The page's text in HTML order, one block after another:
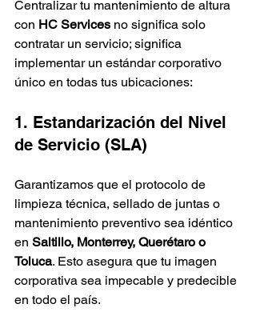
Centralizar tu mantenimiento de altura
con HC Services no significa solo
contratar un servicio; significa
implementar un estándar corporativo
único en todas tus ubicaciones:
1. Estandarización del Nivel
de Servicio (SLA)
Garantizamos que el protocolo de
limpieza técnica, sellado de juntas o
mantenimiento preventivo sea idéntico
en Saltillo, Monterrey, Querétaro o
Toluca. Esto asegura que tu imagen
corporativa sea impecable y predecible
en todo el país.